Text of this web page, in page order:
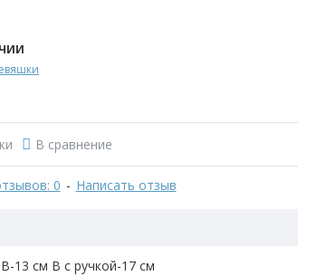
0 - Написать отзыв
В сравнение
13 см В с ручкой-17 см